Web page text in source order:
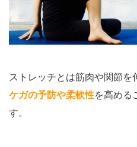
ストレッチとは筋肉や関節を
ケガの予防や柔軟性を高める
す。